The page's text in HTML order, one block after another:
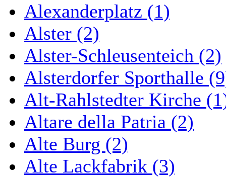
Alexanderplatz (1)
Alster (2)
Alster-Schleusenteich (2)
Alsterdorfer Sporthalle
Alt-Rahlstedter Kirche
Altare della Patria (2)
Alte Burg (2)
Alte Lackfabrik (3)